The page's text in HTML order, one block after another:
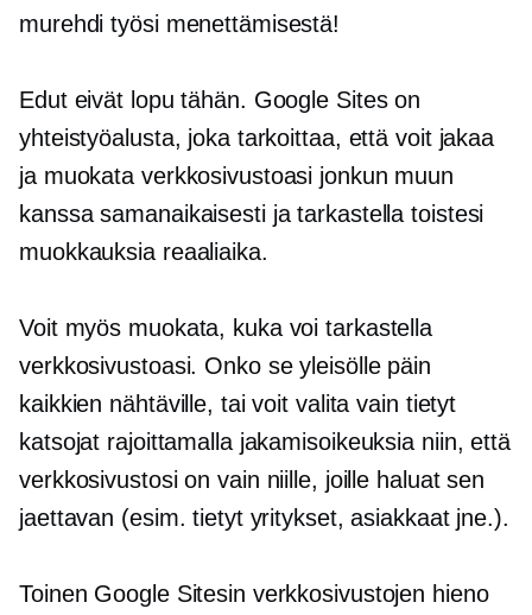
murehdi työsi menettämisestä!
Edut eivät lopu tähän. Google Sites on
yhteistyöalusta, joka tarkoittaa, että voit jakaa
ja muokata verkkosivustoasi jonkun muun
kanssa samanaikaisesti ja tarkastella toistesi
muokkauksia reaaliaika.
Voit myös muokata, kuka voi tarkastella
verkkosivustoasi. Onko seyleisölle päin
kaikkien nähtäville, tai voit valita vain tietyt
katsojat rajoittamalla jakamisoikeuksia niin, että
verkkosivustosi on vain niille, joille haluat sen
jaettavan (esim. tietyt yritykset, asiakkaat jne.).
Toinen Google Sitesin verkkosivustojen hieno